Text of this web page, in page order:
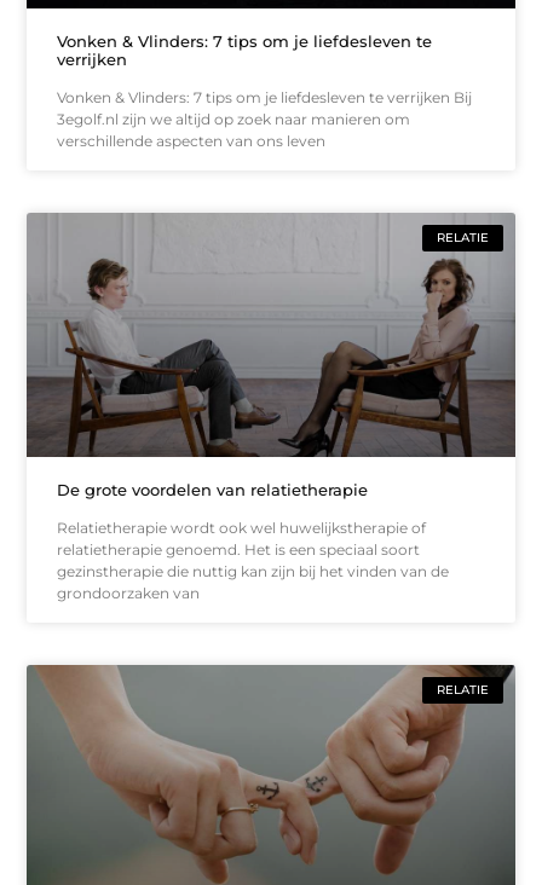
Vonken & Vlinders: 7 tips om je liefdesleven te
verrijken
Vonken & Vlinders: 7 tips om je liefdesleven te verrijken Bij
3egolf.nl zijn we altijd op zoek naar manieren om
verschillende aspecten van ons leven
RELATIE
De grote voordelen van relatietherapie
Relatietherapie wordt ook wel huwelijkstherapie of
relatietherapie genoemd. Het is een speciaal soort
gezinstherapie die nuttig kan zijn bij het vinden van de
grondoorzaken van
RELATIE